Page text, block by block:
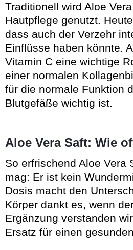
Traditionell wird Aloe
Hautpflege genutzt.
dass auch der Verzehr
Einflüsse haben könnte.
Vitamin C eine wichtige
einer normalen
für die normale Funktion
Blutgefäße wichtig ist.
Aloe Vera Saft: Wie
So erfrischend Aloe Vera
mag: Er ist kein
Dosis macht den
Körper dankt es, wenn
Ergänzung verstanden
Ersatz für einen